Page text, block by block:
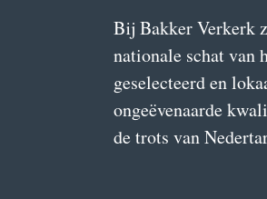
Bij Bakker Verkerk
nationale schat van
geselecteerd en
ongeëvenaarde
de trots van